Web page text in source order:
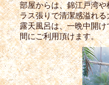
部屋からは、錦江戸湾
ラス張りで清潔感溢れ
露天風呂は、一晩中開
間にご利用頂けます。